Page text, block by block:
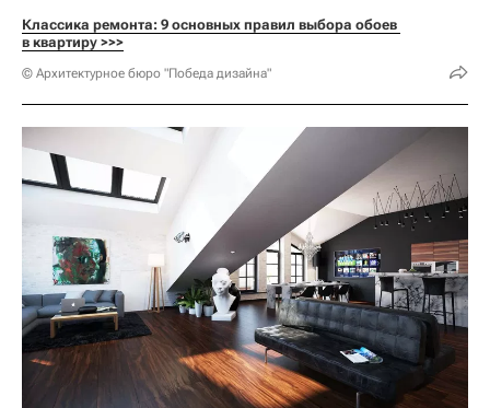
Классика ремонта: 9 основных правил выбора обоев
в квартиру >>>
© Архитектурное бюро "Победа дизайна"